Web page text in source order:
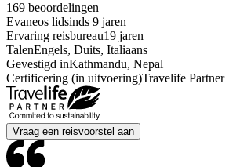
169 beoordelingen
Evaneos lidsinds 9 jaren
Ervaring reisbureau19 jaren
TalenEngels, Duits, Italiaans
Gevestigd inKathmandu, Nepal
Certificering (in uitvoering)Travelife Partner
Vraag een reisvoorstel aan